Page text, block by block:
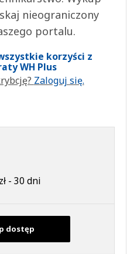
nieograniczony
portalu.
korzyści z
WH Plus
Zaloguj się.
zł - 30 dni
dostęp